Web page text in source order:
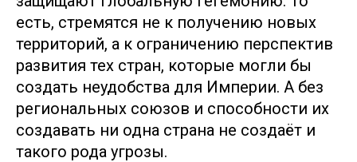
есть, стремятся не к получению новых
территорий, а к ограничению перспектив
развития тех стран, которые могли бы
создать неудобства для Империи. А без
региональных союзов и способности их
создавать ни одна страна не создаёт и
такого рода угрозы.